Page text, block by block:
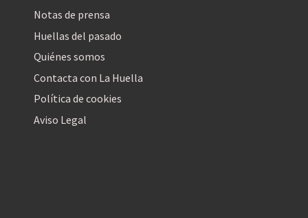
Notas de prensa
Huellas del pasado
Quiénes somos
Contacta con La Huella
Política de cookies
Aviso Legal